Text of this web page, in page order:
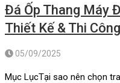
Đá Ốp Thang Máy
Thiết Kế & Thi
05/09/2025
Mục LụcTại sao nên chọn